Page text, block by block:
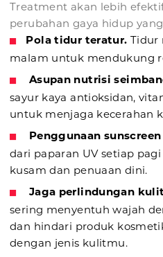
Treatment akan lebih
perubahan gaya hidup
Pola tidur teratur. Tidur
malam untuk mendukung
Asupan nutrisi
sayur kaya antioksidan,
untuk menjaga kecerahan
Penggunaan
dari paparan UV setiap
kusam dan penuaan dini.
Jaga perlindungan
sering menyentuh wajah
dan hindari produk
dengan jenis kulitmu.